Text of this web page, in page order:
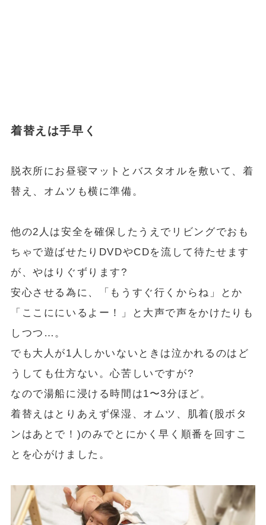
着替えは手早く
脱衣所にお昼寝マットとバスタオルを敷いて、着
替え、オムツも横に準備。
他の2人は安全を確保したうえでリビングでおも
ちゃで遊ばせたりDVDやCDを流して待たせます
が、やはりぐずります?
安心させる為に、「もうすぐ行くからね」とか
「ここににいるよー！」と大声で声をかけたりも
しつつ…。
でも大人が1人しかいないときは泣かれるのはど
うしても仕方ない。心苦しいですが?
なので湯船に浸ける時間は1〜3分ほど。
着替えはとりあえず保湿、オムツ、肌着(股ボタ
ンはあとで！)のみで とにかく早く順番を回すこ
と を心がけました。